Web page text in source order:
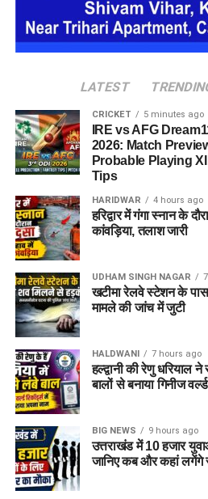
देहरादून पुलिस को ये भी जानकारी मिली है
बाद भुगतान किए बिना चला जाता था और
कर्मियों के साथ भी कथित तौर पर
पुलिस द्वारा की गई तलाशी में आरोपी के
वॉकी-टॉकी बरामद किए गए हैं। शुरुआती
इस्तेमाल वो लोगों का भरोसा जीतने और खुद
साबित करने के लिए करता था।
पुलिस मामले की जांच में जुटी
फिलहाल पुलिस ने मामला दर्ज कर जांच आगे
कहना है कि जांच के दौरान यदि अन्य
भी दर्ज किए जाएंगे और मामले के सभी
FAQs (EX Ias Son Yashvardhan
1. क्या देहरादून पुलिस ने
LATEST
CRICKET 5 minutes ago
IRE vs AFG
2026: Match
Probable Playing
Tips
HARIDWAR 4 hours ago
हरिद्वार में गंगा स्नान के
कांवड़िया, तलाश जारी
UDHAM SINGH NAGAR
खटीमा रेलवे स्टेशन के
मामले की जांच में जुटी
HALDWANI 7 hours ago
हल्द्वानी की रेणु धरियाल
बालों से बनाया गिनीज वर्ल्ड
BIG NEWS 9 hours ago
उत्तराखंड में 10 हजार
जानिए कब और कहां लगेंगे